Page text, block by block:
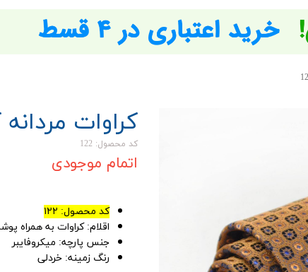
کراوات مردانه
کد محصول: 122
اتمام موجودی
کد محصول: ۱۲۲
اقلام: کراوات به همراه
جنس پارچه: میکروفایبر
رنگ زمینه: خردلی